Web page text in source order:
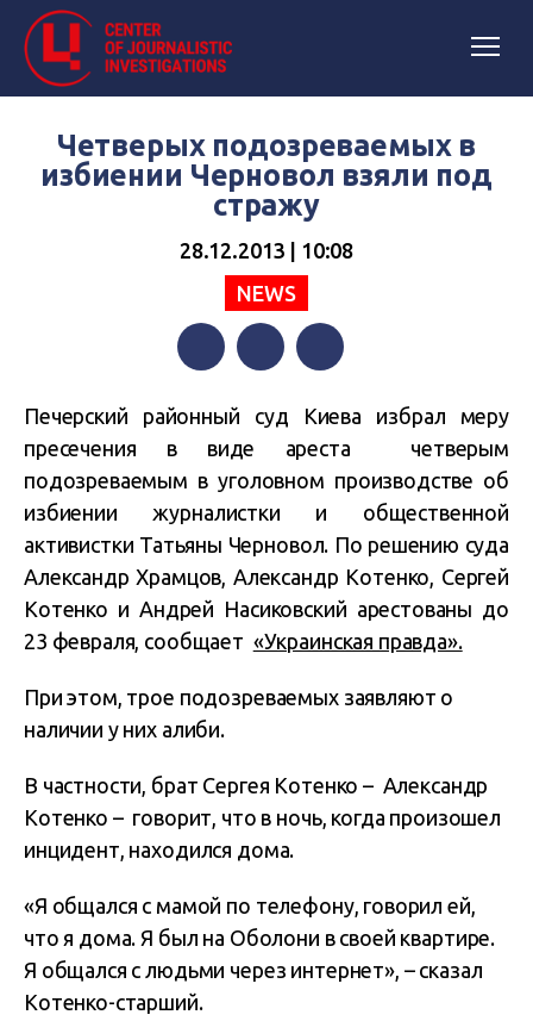
Четверых подозреваемых в
избиении Черновол взяли под
стражу
28.12.2013 | 10:08
NEWS
Печерский районный суд Киева избрал меру
пресечения в виде ареста четверым
подозреваемым в уголовном производстве об
избиении журналистки и общественной
активистки Татьяны Черновол. По решению суда
Александр Храмцов, Александр Котенко, Сергей
Котенко и Андрей Насиковский арестованы до
23 февраля, сообщает «Украинская правда».
При этом, трое подозреваемых заявляют о
наличии у них алиби.
В частности, брат Сергея Котенко – Александр
Котенко – говорит, что в ночь, когда произошел
инцидент, находился дома.
«Я общался с мамой по телефону, говорил ей,
что я дома. Я был на Оболони в своей квартире.
Я общался с людьми через интернет», – сказал
Котенко-старший.